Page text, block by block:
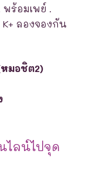
พร้อมเพย์ .
ลองจองกัน
มอชิต2)
ไลน์ไปจุด